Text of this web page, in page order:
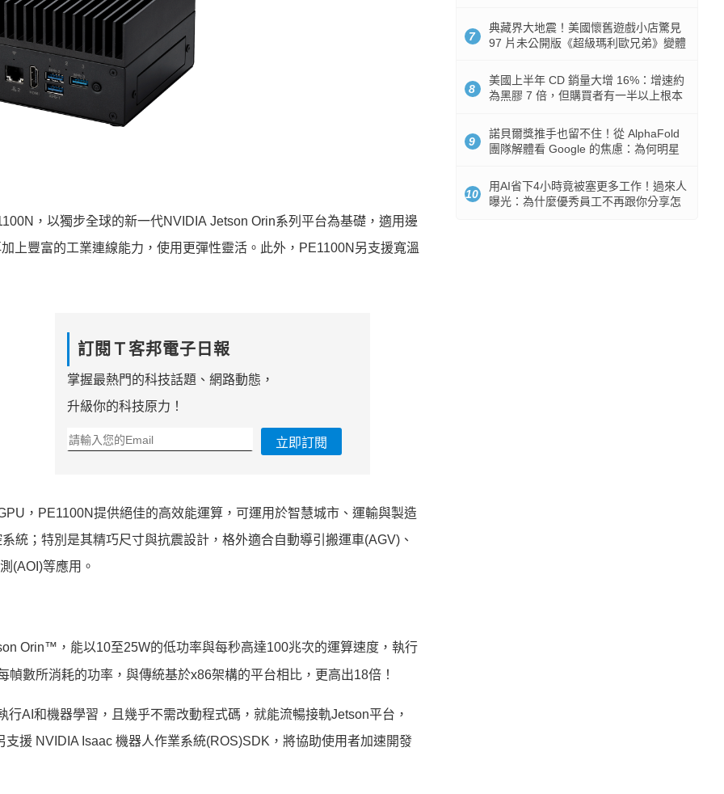
，以獨步全球的新一代NVIDIA Jetson Orin系列平台為基礎，適用邊
上豐富的工業連線能力，使用更彈性靈活。此外，PE1100N另支援寬溫
訂閱Ｔ客邦電子日報
掌握最熱門的科技話題、網路動態，
升級你的科技原力！
立即訂閱
，PE1100N提供絕佳的高效能運算，可運用於智慧城市、運輸與製造
統；特別是其精巧尺寸與抗震設計，格外適合自動導引搬運車(AGV)、
(AOI)等應用。
Orin™，能以10至25W的低功率與每秒高達100兆次的運算速度，執行
數所消耗的功率，與傳統基於x86架構的平台相比，更高出18倍！
AI和機器學習，且幾乎不需改動程式碼，就能流暢接軌Jetson平台，
援 NVIDIA Isaac 機器人作業系統(ROS)SDK，將協助使用者加速開發
7
典藏界大地震！美國懷舊遊戲小店驚見
97 片未公開版《超級瑪利歐兄弟》變體
8
美國上半年 CD 銷量大增 16%：增速約
為黑膠 7 倍，但購買者有一半以上根本
9
諾貝爾獎推手也留不住！從 AlphaFold
團隊解體看 Google 的焦慮：為何明星
10
用AI省下4小時竟被塞更多工作！過來人
曝光：為什麼優秀員工不再跟你分享怎